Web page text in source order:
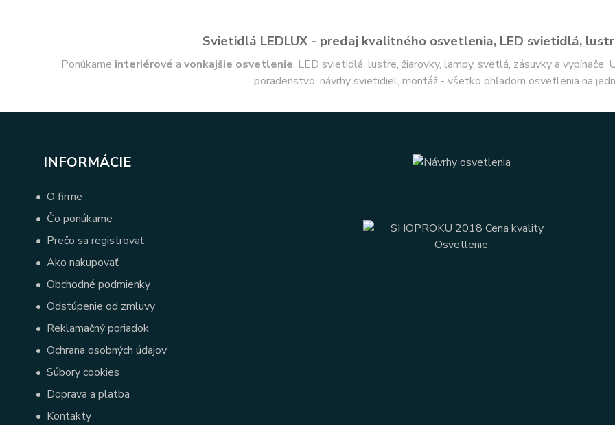
Svietidlá LEDLUX - predaj kvalitného osvetlenia, LED svietidlá,
Ponúkame interiérové a vonkajšie osvetlenie, LED svietidlá, lustre, žiarovky, lampy, svetlá, zásuvky a
poradenstvo, návrhy svietidiel, montáž - všetko ohľadom osvetlenia na
INFORMÁCIE
• O firme
• Čo ponúkame
• Prečo sa registrovať
• Ako nakupovať
• Obchodné podmienky
• Odstúpenie od zmluvy
• Reklamačný poriadok
• Ochrana osobných údajov
• Súbory cookies
• Doprava a platba
• Kontakty